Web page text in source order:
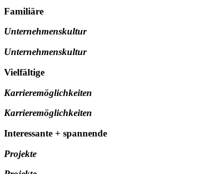
Familiäre
Unternehmenskultur
Unternehmenskultur
Vielfältige
Karrieremöglichkeiten
Karrieremöglichkeiten
Interessante + spannende
Projekte